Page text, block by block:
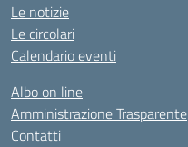
Le notizie
Le circolari
Calendario eventi
Albo on line
Amministrazione Trasparente
Contatti